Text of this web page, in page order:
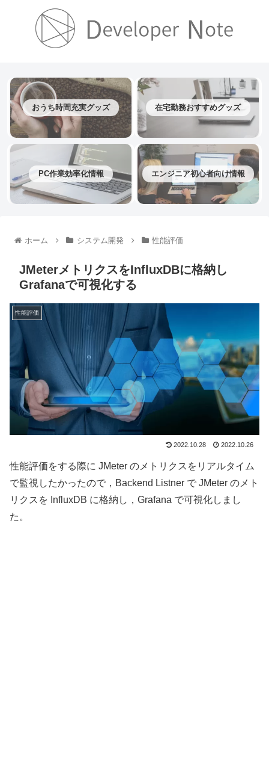
おうち時間充実グッズ 在宅勤務おすすめグッズ
PC作業効率化情報 エンジニア初心者向け情報
ホーム システム開発 性能評価
JMeterメトリクスをInfluxDBに格納し
Grafanaで可視化する
性能評価
2022.10.28 2022.10.26
性能評価をする際に JMeter のメトリクスをリアルタイム
で監視したかったので，Backend Listner で JMeter のメト
リクスを InfluxDB に格納し，Grafana で可視化しまし
た。